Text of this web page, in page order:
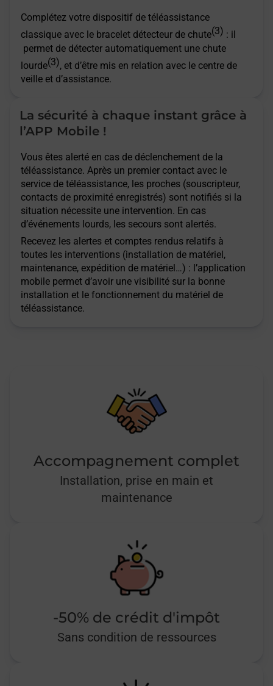
Complétez votre dispositif de téléassistance
classique avec le bracelet détecteur de chute(3) : il
permet de détecter automatiquement une chute
lourde(3), et d’être mis en relation avec le centre de
veille et d’assistance.
La sécurité à chaque instant grâce à
l’APP Mobile !
Vous êtes alerté en cas de déclenchement de la
téléassistance. Après un premier contact avec le
service de téléassistance, les proches (souscripteur,
contacts de proximité enregistrés) sont notifiés si la
situation nécessite une intervention. En cas
d’événements lourds, les secours sont alertés.
Recevez les alertes et comptes rendus relatifs à
toutes les interventions (installation de matériel,
maintenance, expédition de matériel…) : l’application
mobile permet d’avoir une visibilité sur la bonne
installation et le fonctionnement du matériel de
téléassistance.
Accompagnement complet
Installation, prise en main et
maintenance
-50% de crédit d'impôt
Sans condition de ressources